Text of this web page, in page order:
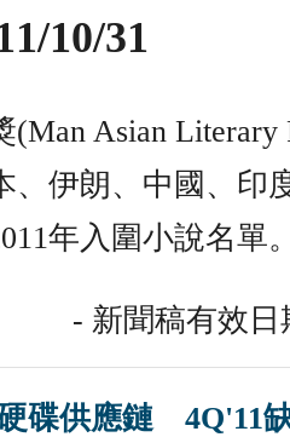
10/31
Asian
、伊朗、中國、印
年入圍小說名單
- 新聞稿有效日
碟供應鏈 4Q'11